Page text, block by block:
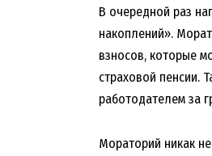
В очередной раз
накоплений».
взносов, которые
страховой пенсии.
работодателем за
Мораторий никак